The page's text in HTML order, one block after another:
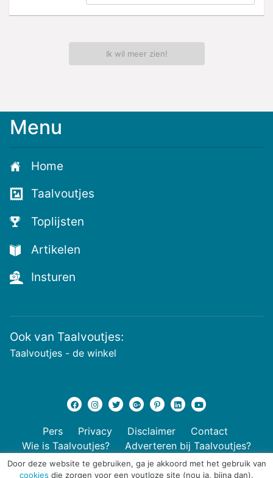
Ik wil meer zien!
Meld
voor
de
nieuwste
voutjes
en
de
voutste
nieuwtjes!
Menu
Home
Taalvoutjes
Toplijsten
Artikelen
Insturen
Ook van Taalvoutjes:
Taalvoutjes - de winkel
Pers Privacy Disclaimer
Contact
Wie is Taalvoutjes?
Adverteren bij Taalvoutjes?
Door deze website te gebruiken, ga je akkoord met het gebruik van
cookies die zorgen voor een voutloze site (nou ja, bijna dan).